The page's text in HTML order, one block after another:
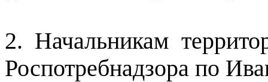
2. Начальникам
Роспотребнадзора по